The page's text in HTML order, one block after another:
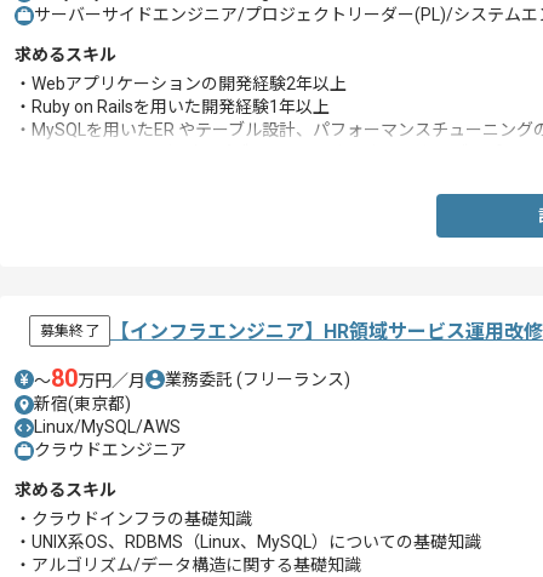
サーバーサイドエンジニア/プロジェクトリーダー(PL)/システム
求めるスキル
・Webアプリケーションの開発経験2年以上
・Ruby on Railsを用いた開発経験1年以上
・MySQLを用いたER やテーブル設計、パフォーマンスチューニング
募集終了 【インフラエンジニア】HR領域サービス運用改
〜80万円／月 業務委託 (フリーランス)
新宿(東京都)
Linux/MySQL/AWS
クラウドエンジニア
求めるスキル
・クラウドインフラの基礎知識
・UNIX系OS、RDBMS（Linux、MySQL）についての基礎知識
・アルゴリズム/データ構造に関する基礎知識